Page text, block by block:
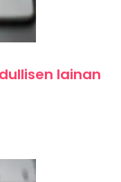
lainan